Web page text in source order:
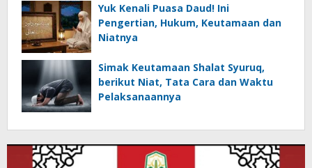
Yuk Kenali Puasa Daud! Ini
Pengertian, Hukum, Keutamaan dan
Niatnya
Simak Keutamaan Shalat Syuruq,
berikut Niat, Tata Cara dan Waktu
Pelaksanaannya